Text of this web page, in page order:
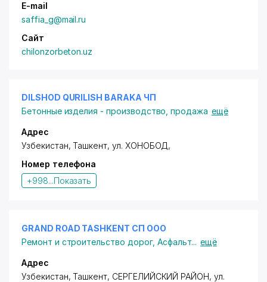
E-mail
saffia_g@mail.ru
Сайт
chilonzorbeton.uz
DILSHOD QURILISH BARAKA ЧП
Бетонные изделия - производство, продажа ещё
Адрес
Узбекистан, Ташкент, ул. ХОНОБОД,
Номер телефона
+998...Показать
GRAND ROAD TASHKENT СП ООО
Ремонт и строительство дорог, Асфальт... ещё
Адрес
Узбекистан, Ташкент, СЕРГЕЛИЙСКИЙ РАЙОН, ул.